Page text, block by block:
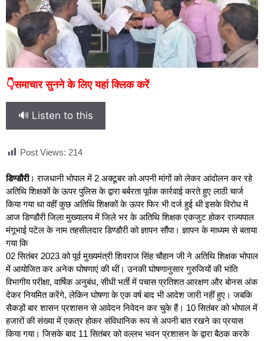
👇समाचार सुनने के लिए यहां क्लिक करें
🔊 Listen to this
Post Views: 214
डिण्डौरी। राजधानी भोपाल में 2 अक्टूबर को अपनी मांगों को लेकर आंदोलन कर रहे
अतिथि शिक्षकों के ऊपर पुलिस के द्वारा बर्बरता पूर्वक कार्रवाई करते हुए लाठी चार्ज
किया गया था वहीं कुछ अतिथि शिक्षकों के ऊपर फिर भी दर्ज हुई थी इसके विरोध में
आज डिण्डौरी जिला मुख्यालय में जिले भर के अतिथि शिक्षक एकजुट होकर राज्यपाल
मंगूभाई पटेल के नाम तहसीलदार डिण्डौरी को ज्ञापन सौंपा। ज्ञापन के माध्यम से बताया
गया कि
02 सितंबर 2023 को पूर्व मुख्यमंत्री शिवराज सिंह चौहान जी ने अतिथि शिक्षक भोपाल
में आयोजित कर अनेक घोषणाएं की थीं। उनकी घोषणानुसार गुरुजियों की भांति
विभागीय परीक्षा, वार्षिक अनुबंध, सीधी भर्ती में पचास प्रतिशत आरक्षण और बोनस अंक
देकर नियमित करेंगे, लेकिन घोषणा के एक वर्ष बाद भी आदेश जारी नहीं हुए। जबकि
सैकड़ों बार शासन प्रशासन से आवेदन निवेदन कर चुके हैं। 10 सितंबर को भोपाल में
हजारों की संख्या में एकत्र होकर संविधानिक रूप से अपनी बात रखने का प्रयास
किया गया। जिसके बाद 11 सितंबर को वल्लभ भवन प्रशासन के द्वारा बैठक करके